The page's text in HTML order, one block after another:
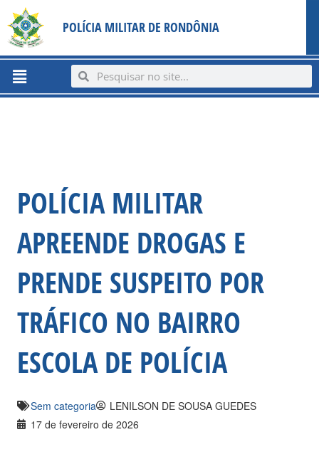
content
para
conteúdo
POLÍCIA MILITAR DE RONDÔNIA
Menu SearchSearch
POLÍCIA MILITAR
APREENDE DROGAS E
PRENDE SUSPEITO POR
TRÁFICO NO BAIRRO
ESCOLA DE POLÍCIA
Sem categoria
LENILSON DE SOUSA GUEDES
17 de fevereiro de 2026